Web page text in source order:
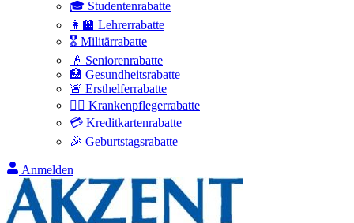
🎓 Studentenrabatte
👩‍🏫 Lehrerrabatte
🎖️ Militärrabatte
👴 Seniorenrabatte
🏥 Gesundheitsrabatte
🚨 Ersthelferrabatte
👩‍⚕️ Krankenpflegerrabatte
💳 Kreditkartenrabatte
🎉 Geburtstagsrabatte
Anmelden